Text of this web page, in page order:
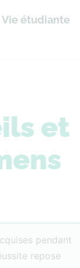
Vie étudiante
et
pendant
repose